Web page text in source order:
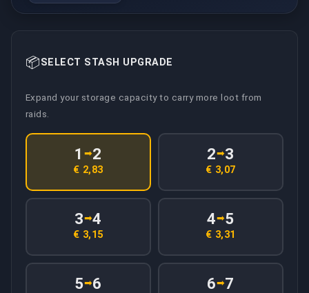
📦SELECT STASH UPGRADE
Expand your storage capacity to carry more loot from
raids.
1 ➡2
€ 2,83
2➡3
€ 3,07
3➡4
€ 3,15
4➡5
€ 3,31
5➡6 6➡7